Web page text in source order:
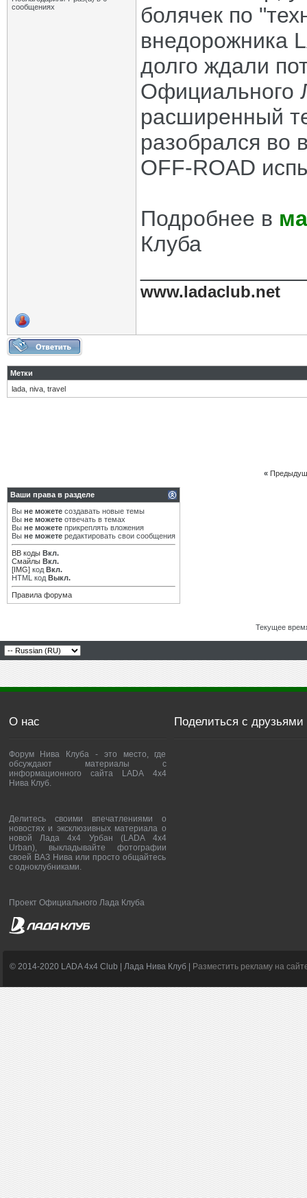
сообщениях
болячек по
внедорожника
долго ждали
Официального
расширенный
разобрался во
OFF-ROAD
Подробнее в
Клуба
www.ladaclub.net
Метки
lada niva travel
«
Ваши права в разделе
Вы не можете создавать новые темы
Вы не можете отвечать в темах
Вы не можете прикреплять вложения
Вы не можете редактировать свои сообщения
BB коды Вкл.
Смайлы Вкл.
[IMG] код Вкл.
HTML код Выкл.
Правила форума
Текущее
О нас
Форум Нива Клуба - это место, где
обсуждают материалы с
информационного сайта LADA 4x4
Нива Клуб.
Делитесь своими впечатлениями о
новостях и эксклюзивных материала о
новой Лада 4х4 Урбан (LADA 4x4
Urban), выкладывайте фотографии
своей ВАЗ Нива или просто общайтесь
с одноклубниками.
Проект Официального Лада Клуба
Поделиться с друзьями
© 2014-2020 LADA 4x4 Club | Лада Нива Клуб | Разместить рекламу на